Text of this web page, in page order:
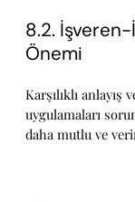
8.2. İşveren-
Önemi
Karşılıklı anlayış
uygulamaları
daha mutlu ve